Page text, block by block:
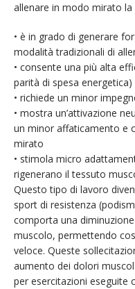
allenare in modo mirato
• è in grado di generare
modalità tradizionali di
• consente una più alta
parità di spesa energetica)
• richiede un minor
• mostra un’attivazione
un minor affaticamento e
mirato
• stimola micro
rigenerano il tessuto
Questo tipo di lavoro
sport di resistenza
comporta una
muscolo, permettendo
veloce. Queste
aumento dei dolori
per esercitazioni eseguite